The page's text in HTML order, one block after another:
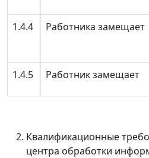
1.4.4 Работника замещает
1.4.5 Работник замещает
Квалификационные
центра обработки